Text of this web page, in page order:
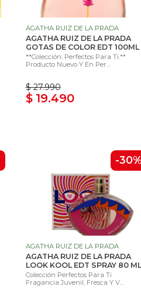
AGATHA RUIZ DE LA PRADA
AGATHA RUIZ DE LA PRADA
GOTAS DE COLOR EDT 100ML
**Colección: Perfectos Para Ti.**
Producto Nuevo Y En Per...
$ 27.990
$ 19.490
-30%
AGATHA RUIZ DE LA PRADA
AGATHA RUIZ DE LA PRADA
LOOK KOOL EDT SPRAY 80
Colección Perfectos Para Ti
Fragancia Juvenil, Fresca Y V...